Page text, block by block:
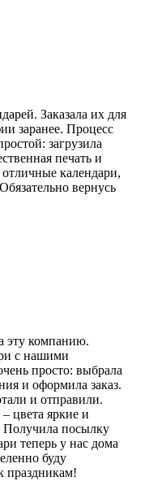
Заказала их для
заранее. Процесс
загрузила
печать и
календари,
вернусь
эту компанию.
с нашими
просто: выбрала
и оформила заказ.
и отправили.
цвета яркие и
посылку
теперь у нас дома
буду
праздникам!